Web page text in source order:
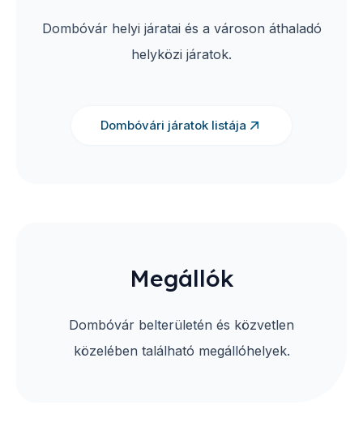
Dombóvár helyi járatai és a városon áthaladó
helyközi járatok.
Dombóvári járatok listája
Megállók
Dombóvár belterületén és közvetlen
közelében található megállóhelyek.